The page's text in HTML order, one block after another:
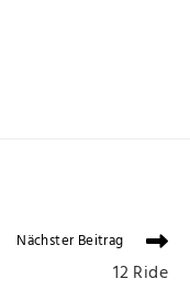
Nächster Beitrag
12 Ride